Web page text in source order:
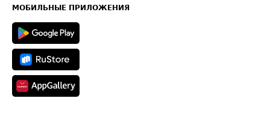
Техническая информация
МОБИЛЬНЫЕ ПРИЛОЖЕНИЯ